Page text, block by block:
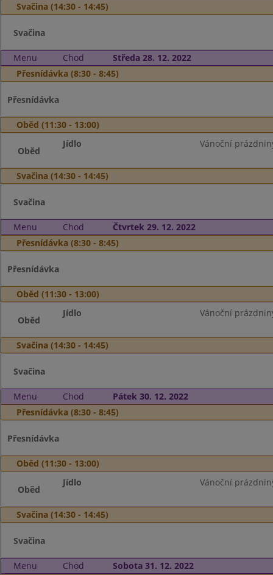
Svačina (14:30 - 14:45)
Svačina
Menu Chod
Středa 28. 12. 2022
Přesnídávka (8:30 - 8:45)
Přesnídávka
Oběd (11:30 - 13:00)
Oběd
Jídlo Vánoční
Svačina (14:30 - 14:45)
Svačina
Menu Chod
Čtvrtek 29. 12. 2022
Přesnídávka (8:30 - 8:45)
Přesnídávka
Oběd (11:30 - 13:00)
Oběd
Jídlo Vánoční
Svačina (14:30 - 14:45)
Svačina
Menu Chod
Pátek 30. 12. 2022
Přesnídávka (8:30 - 8:45)
Přesnídávka
Oběd (11:30 - 13:00)
Oběd
Jídlo Vánoční
Svačina (14:30 - 14:45)
Svačina
Menu Chod
Sobota 31. 12. 2022